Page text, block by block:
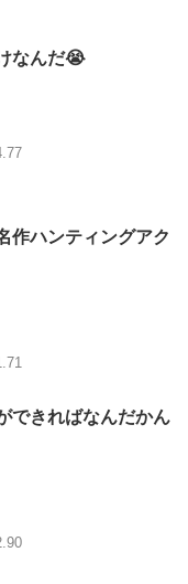
なんだ😭
作ハンティングアク
できればなんだかん